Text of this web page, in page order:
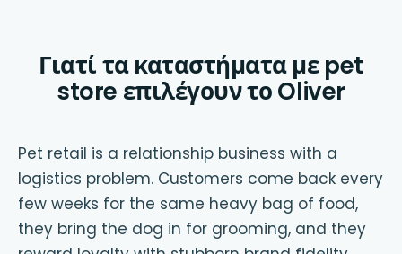
Γιατί τα καταστήματα με pet
store επιλέγουν το Oliver
Pet retail is a relationship business with a
logistics problem. Customers come back every
few weeks for the same heavy bag of food,
they bring the dog in for grooming, and they